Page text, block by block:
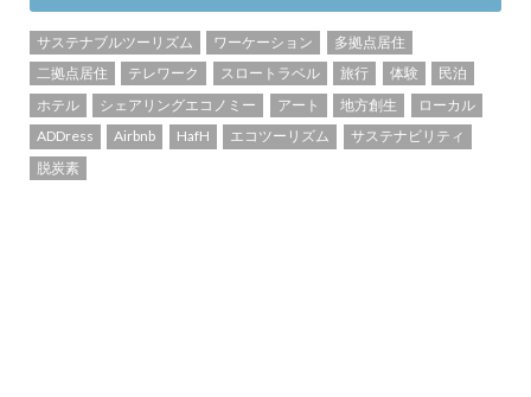
サステナブルツーリズム ワーケーション
多拠点居住
二拠点居住
テレワーク スロートラベル 旅行 体験
民泊
ホテル
シェアリングエコノミー アート 地方創生
ローカル
ADDress
Airbnb HafH エコツーリズム
サステナビリティ
脱炭素